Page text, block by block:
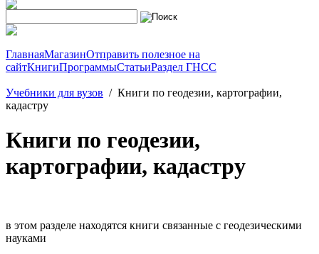
ГлавнаяМагазинОтправить полезное на
сайтКнигиПрограммыСтатьиРаздел ГНСС
Учебники для вузов / Книги по геодезии, картографии,
кадастру
Книги по геодезии,
картографии, кадастру
в этом разделе находятся книги связанные с геодезическими
науками